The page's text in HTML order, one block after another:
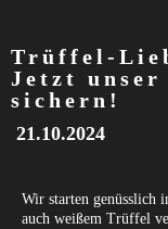
Trüffel-
Jetzt unser
sichern!
21.10.2024
Wir starten genüsslich
auch weißem Trüffel